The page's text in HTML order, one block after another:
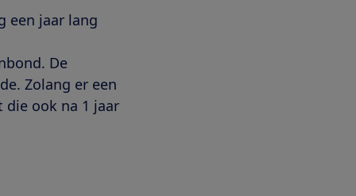
een jaar lang
De
Zolang er een
ook na 1 jaar